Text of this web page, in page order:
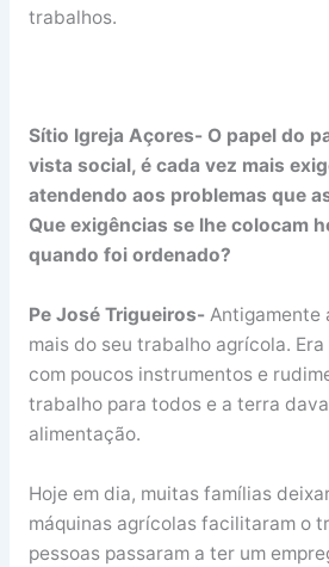
trabalhos.
Sítio Igreja Açores- O papel do
vista social, é cada vez mais
atendendo aos problemas que
Que exigências se lhe colocam
quando foi ordenado?
Pe José Trigueiros-Antigamente
mais do seu trabalho agrícola.
com poucos instrumentos e
trabalho para todos e a terra
alimentação.
Hoje em dia, muitas famílias
máquinas agrícolas facilitaram o
pessoas passaram a ter um